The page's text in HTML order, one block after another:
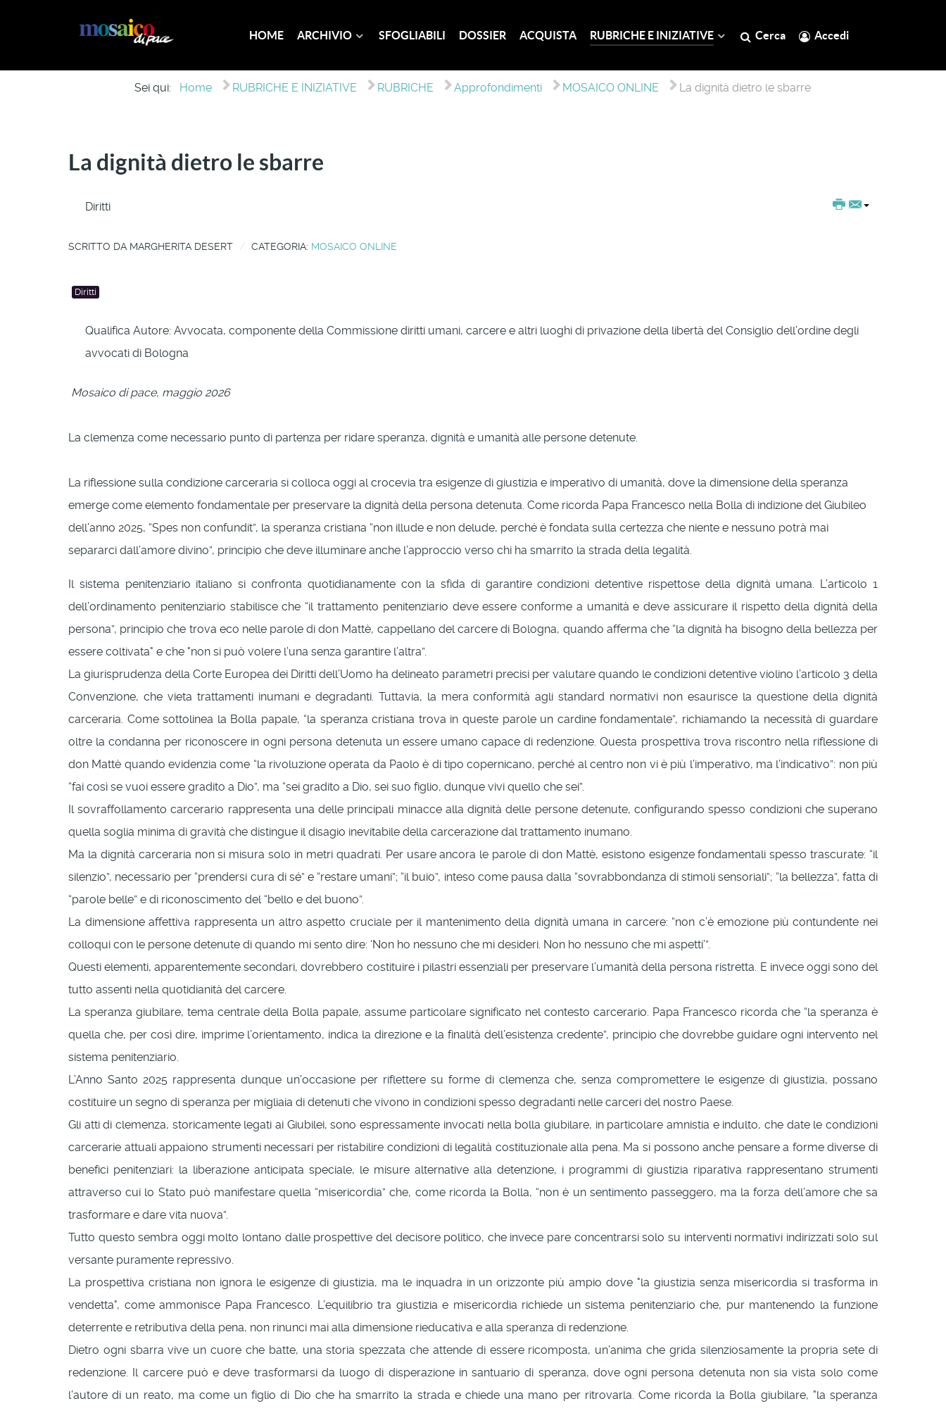
HOME ARCHIVIO SFOGLIABILI DOSSIER ACQUISTA RUBRICHE E INIZIATIVE Cerca Accedi
Sei qui: Home RUBRICHE E INIZIATIVE RUBRICHE Approfondimenti MOSAICO ONLINE La dignità dietro le sbarre
La dignità dietro le sbarre
Diritti
SCRITTO DA MARGHERITA DESERT CATEGORIA: MOSAICO ONLINE
Diritti
Qualifica Autore: Avvocata, componente della Commissione diritti umani, carcere e altri luoghi di privazione della libertà del Consiglio dell’ordine degli
avvocati di Bologna
Mosaico di pace, maggio 2026
La clemenza come necessario punto di partenza per ridare speranza, dignità e umanità alle persone detenute.
La riflessione sulla condizione carceraria si colloca oggi al crocevia tra esigenze di giustizia e imperativo di umanità, dove la dimensione della speranza
emerge come elemento fondamentale per preservare la dignità della persona detenuta. Come ricorda Papa Francesco nella Bolla di indizione del Giubileo
dell’anno 2025, “Spes non confundit”, la speranza cristiana “non illude e non delude, perché è fondata sulla certezza che niente e nessuno potrà mai
separarci dall’amore divino”, principio che deve illuminare anche l’approccio verso chi ha smarrito la strada della legalità.
Il sistema penitenziario italiano si confronta quotidianamente con la sfida di garantire condizioni detentive rispettose della dignità umana. L’articolo 1
dell’ordinamento penitenziario stabilisce che “il trattamento penitenziario deve essere conforme a umanità e deve assicurare il rispetto della dignità della
persona”, principio che trova eco nelle parole di don Mattè, cappellano del carcere di Bologna, quando afferma che “la dignità ha bisogno della bellezza per
essere coltivata" e che "non si può volere l’una senza garantire l’altra”.
La giurisprudenza della Corte Europea dei Diritti dell’Uomo ha delineato parametri precisi per valutare quando le condizioni detentive violino l’articolo 3 della
Convenzione, che vieta trattamenti inumani e degradanti. Tuttavia, la mera conformità agli standard normativi non esaurisce la questione della dignità
carceraria. Come sottolinea la Bolla papale, “la speranza cristiana trova in queste parole un cardine fondamentale”, richiamando la necessità di guardare
oltre la condanna per riconoscere in ogni persona detenuta un essere umano capace di redenzione. Questa prospettiva trova riscontro nella riflessione di
don Mattè quando evidenzia come “la rivoluzione operata da Paolo è di tipo copernicano, perché al centro non vi è più l’imperativo, ma l’indicativo”: non più
“fai così se vuoi essere gradito a Dio”, ma “sei gradito a Dio, sei suo figlio, dunque vivi quello che sei”.
Il sovraffollamento carcerario rappresenta una delle principali minacce alla dignità delle persone detenute, configurando spesso condizioni che superano
quella soglia minima di gravità che distingue il disagio inevitabile della carcerazione dal trattamento inumano.
Ma la dignità carceraria non si misura solo in metri quadrati. Per usare ancora le parole di don Mattè, esistono esigenze fondamentali spesso trascurate: “il
silenzio”, necessario per “prendersi cura di sé” e “restare umani”; “il buio”, inteso come pausa dalla “sovrabbondanza di stimoli sensoriali”; “la bellezza”, fatta di
“parole belle” e di riconoscimento del “bello e del buono”.
La dimensione affettiva rappresenta un altro aspetto cruciale per il mantenimento della dignità umana in carcere: “non c’è emozione più contundente nei
colloqui con le persone detenute di quando mi sento dire: ‘Non ho nessuno che mi desideri. Non ho nessuno che mi aspetti’”.
Questi elementi, apparentemente secondari, dovrebbero costituire i pilastri essenziali per preservare l’umanità della persona ristretta. E invece oggi sono del
tutto assenti nella quotidianità del carcere.
La speranza giubilare, tema centrale della Bolla papale, assume particolare significato nel contesto carcerario. Papa Francesco ricorda che “la speranza è
quella che, per così dire, imprime l’orientamento, indica la direzione e la finalità dell’esistenza credente”, principio che dovrebbe guidare ogni intervento nel
sistema penitenziario.
L’Anno Santo 2025 rappresenta dunque un’occasione per riflettere su forme di clemenza che, senza compromettere le esigenze di giustizia, possano
costituire un segno di speranza per migliaia di detenuti che vivono in condizioni spesso degradanti nelle carceri del nostro Paese.
Gli atti di clemenza, storicamente legati ai Giubilei, sono espressamente invocati nella bolla giubilare, in particolare amnistia e indulto, che date le condizioni
carcerarie attuali appaiono strumenti necessari per ristabilire condizioni di legalità costituzionale alla pena. Ma si possono anche pensare a forme diverse di
benefici penitenziari: la liberazione anticipata speciale, le misure alternative alla detenzione, i programmi di giustizia riparativa rappresentano strumenti
attraverso cui lo Stato può manifestare quella “misericordia” che, come ricorda la Bolla, “non è un sentimento passeggero, ma la forza dell’amore che sa
trasformare e dare vita nuova”.
Tutto questo sembra oggi molto lontano dalle prospettive del decisore politico, che invece pare concentrarsi solo su interventi normativi indirizzati solo sul
versante puramente repressivo.
La prospettiva cristiana non ignora le esigenze di giustizia, ma le inquadra in un orizzonte più ampio dove "la giustizia senza misericordia si trasforma in
vendetta", come ammonisce Papa Francesco. L’equilibrio tra giustizia e misericordia richiede un sistema penitenziario che, pur mantenendo la funzione
deterrente e retributiva della pena, non rinunci mai alla dimensione rieducativa e alla speranza di redenzione.
Dietro ogni sbarra vive un cuore che batte, una storia spezzata che attende di essere ricomposta, un’anima che grida silenziosamente la propria sete di
redenzione. Il carcere può e deve trasformarsi da luogo di disperazione in santuario di speranza, dove ogni persona detenuta non sia vista solo come
l’autore di un reato, ma come un figlio di Dio che ha smarrito la strada e chiede una mano per ritrovarla. Come ricorda la Bolla giubilare, "la speranza